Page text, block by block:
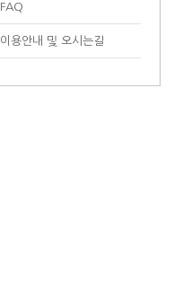
FAQ
이용안내 및 오시는길